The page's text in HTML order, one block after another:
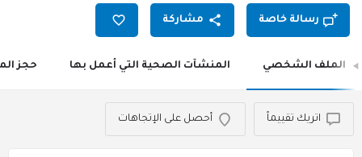
رسالة خاصة مشاركة
الملف الشخصي المنشآت الصحية التي أعمل بها حجز
اتريك تقييماً أحصل على الإتجاهات